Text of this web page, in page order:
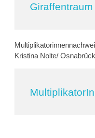
Giraffentraum
Kristina Nolte/